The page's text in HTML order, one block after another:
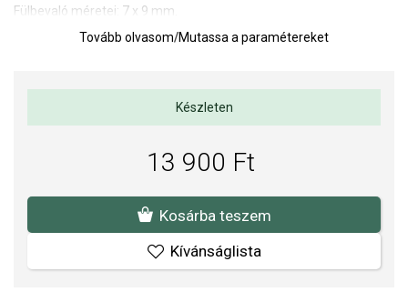
Fülbevaló méretei: 7 x 9 mm.
Az anyagok és a kivitelezés minősége elsőrendű számunkra.
megfelel az igényes követelményeknek.
Tovább olvasom/Mutassa a paramétereket
Készleten
13 900 Ft
Kosárba teszem
Kívánságlista